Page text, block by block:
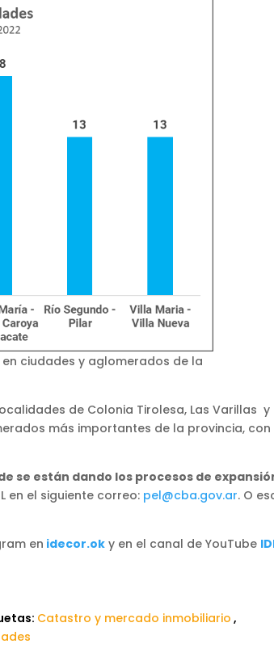
ciudades y aglomerados de la
de Colonia Tirolesa, Las Varillas y
más importantes de la provincia,
se están dando los procesos de
en el siguiente correo: pel@cba.gov.ar. O
en idecor.ok y en el canal de YouTube
Catastro y mercado inmobiliario ,